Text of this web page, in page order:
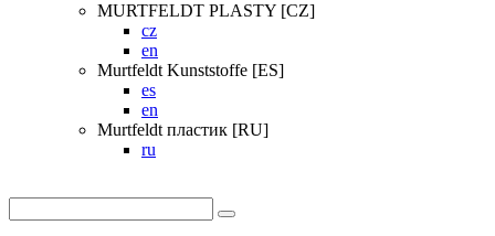
MURTFELDT PLASTY [CZ]
cz
en
Murtfeldt Kunststoffe [ES]
es
en
Murtfeldt пластик [RU]
ru